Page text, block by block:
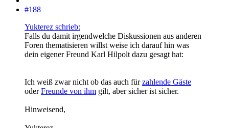
#188
Yukterez schrieb:
Falls du damit irgendwelche Diskussionen aus anderen
Foren thematisieren willst weise ich darauf hin was
dein eigener Freund Karl Hilpolt dazu gesagt hat:
Ich weiß zwar nicht ob das auch fürzahlende Gäste
oderFreunde von ihm gilt, aber sicher ist sicher.
Hinweisend,